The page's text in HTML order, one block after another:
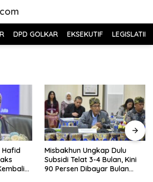
DPD GOLKAR EKSEKUTIF LEGISLATIF
Hafid
Misbakhun Ungkap Dulu
Subsidi Telat 3-4 Bulan, Kini
90 Persen Dibayar Bulan